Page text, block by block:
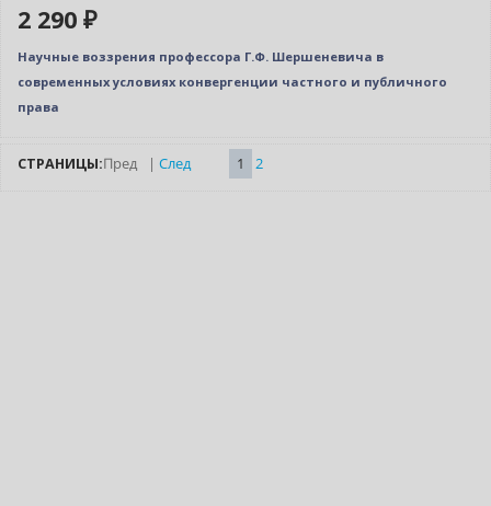
2 290 ₽
Научные воззрения профессора Г.Ф. Шершеневича в
современных условиях конвергенции частного и публичного
права
СТРАНИЦЫ:Пред | След 1 2